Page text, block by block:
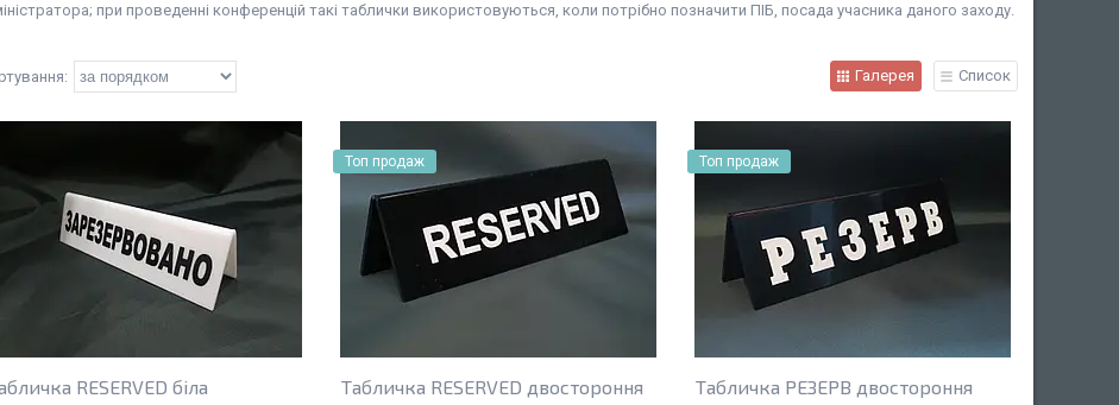
при проведенні конференцій такі таблички використовуються, коли потрібно позначити ПІБ, посада учасника даного заходу.
Галерея Список
RESERVED біла
Топ продаж
Табличка RESERVED двостороння
Топ продаж
Табличка РЕЗЕРВ двостороння